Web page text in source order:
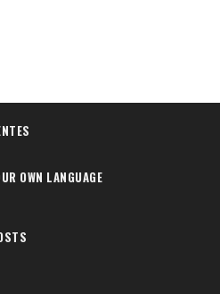
OWN LANGUAGE